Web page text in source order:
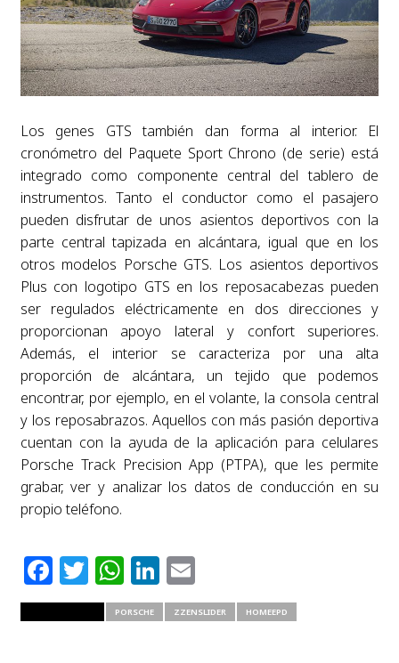
Los genes GTS también dan forma al interior. El
cronómetro del Paquete Sport Chrono (de serie) está
integrado como componente central del tablero de
instrumentos. Tanto el conductor como el pasajero
pueden disfrutar de unos asientos deportivos con la
parte central tapizada en alcántara, igual que en los
otros modelos Porsche GTS. Los asientos deportivos
Plus con logotipo GTS en los reposacabezas pueden
ser regulados eléctricamente en dos direcciones y
proporcionan apoyo lateral y confort superiores.
Además, el interior se caracteriza por una alta
proporción de alcántara, un tejido que podemos
encontrar, por ejemplo, en el volante, la consola central
y los reposabrazos. Aquellos con más pasión deportiva
cuentan con la ayuda de la aplicación para celulares
Porsche Track Precision App (PTPA), que les permite
grabar, ver y analizar los datos de conducción en su
propio teléfono.
Facebook
Twitter
WhatsApp
LinkedIn
Email
PORSCHE ZZENSLIDER HOMEEPD